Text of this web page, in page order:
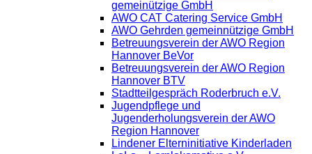
gemeinützige GmbH
AWO CAT Catering Service GmbH
AWO Gehrden gemeinnützige GmbH
Betreuungsverein der AWO Region
Hannover BeVor
Betreuungsverein der AWO Region
Hannover BTV
Stadtteilgespräch Roderbruch e.V.
Jugendpflege und
Jugenderholungsverein der AWO
Region Hannover
Lindener Elterninitiative Kinderladen